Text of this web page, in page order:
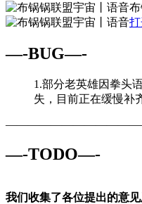
—-BUG—-
1.部分老英雄因拳头
失，目前正在缓慢补
—-TODO—-
我们收集了各位提出的意